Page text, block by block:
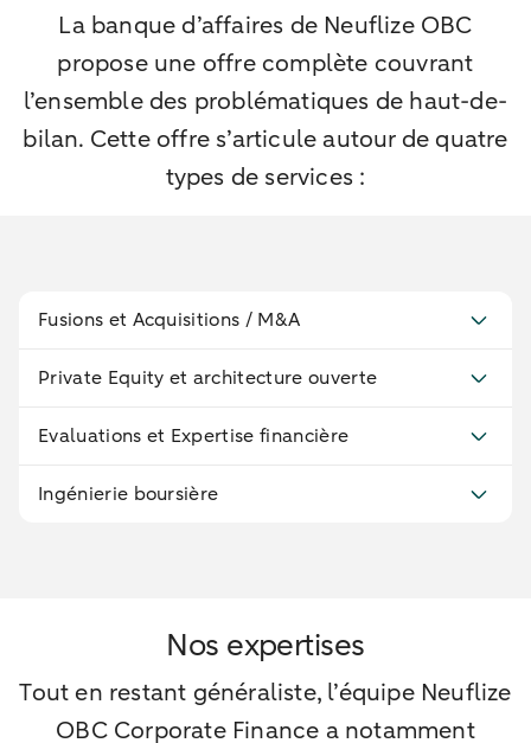
La banque d’affaires de Neuflize OBC
propose une offre complète couvrant
l’ensemble des problématiques de haut-de-
bilan. Cette offre s’articule autour de quatre
types de services :
Fusions et Acquisitions / M&A
Private Equity et architecture ouverte
Evaluations et Expertise financière
Ingénierie boursière
Nos expertises
Tout en restant généraliste, l’équipe Neuflize
OBC Corporate Finance a notamment